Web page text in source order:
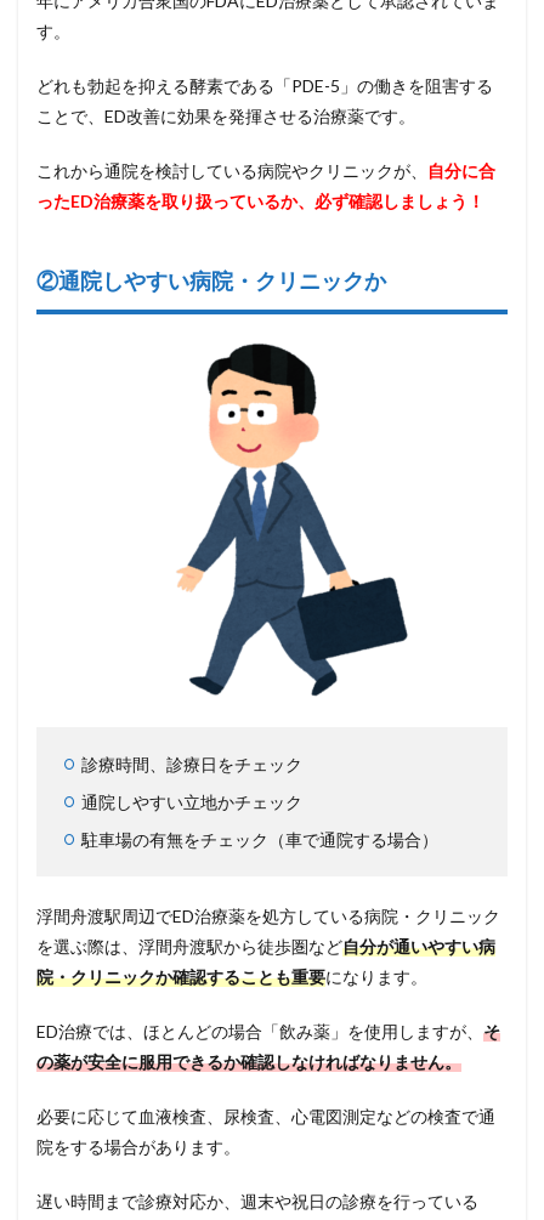
す。
どれも勃起を抑える酵素である「PDE-5」の働きを阻害する
ことで、ED改善に効果を発揮させる治療薬です。
これから通院を検討している病院やクリニックが、
自分に合
ったED治療薬を取り扱っているか、必ず確認しましょう！
②通院しやすい病院・クリニックか
診療時間、診療日をチェック
通院しやすい立地かチェック
駐車場の有無をチェック（車で通院する場合）
浮間舟渡駅周辺でED治療薬を処方している病院・クリニック
を選ぶ際は、浮間舟渡駅から徒歩圏など自分が通いやすい病
院・クリニックか確認することも重要になります。
ED治療では、ほとんどの場合「飲み薬」を使用しますが、 そ
の薬が安全に服用できるか確認しなければなりません。
必要に応じて血液検査、尿検査、心電図測定などの検査で通
院をする場合があります。
遅い時間まで診療対応か、週末や祝日の診療を行っている